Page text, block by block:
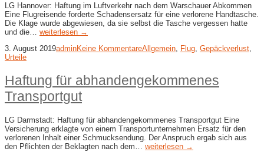
LG Hannover: Haftung im Luftverkehr nach dem Warschauer Abkommen
Eine Flugreisende forderte Schadensersatz für eine verlorene Handtasche.
Die Klage wurde abgewiesen, da sie selbst die Tasche vergessen hatte
und die… weiterlesen →
3. August 2019adminKeine KommentareAllgemein Flug Gepäckverlust
Urteile
Haftung für abhandengekommenes
Transportgut
LG Darmstadt: Haftung für abhandengekommenes Transportgut Eine
Versicherung erklagte von einem Transportunternehmen Ersatz für den
verlorenen Inhalt einer Schmucksendung. Der Anspruch ergab sich aus
den Pflichten der Beklagten nach dem… weiterlesen →